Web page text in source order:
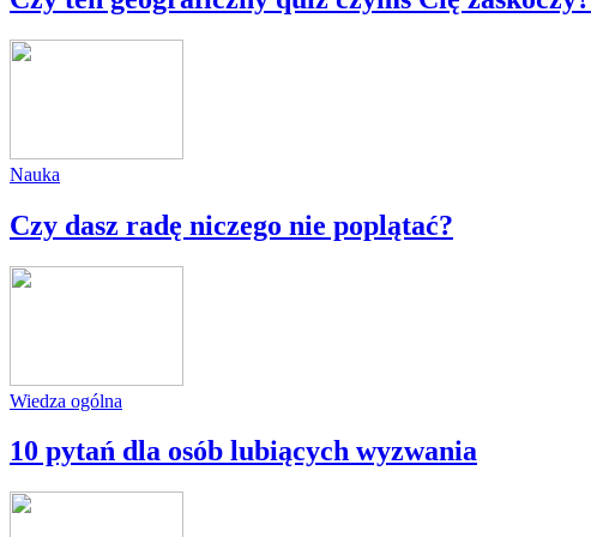
Nauka
Czy dasz radę niczego nie poplątać?
Wiedza ogólna
10 pytań dla osób lubiących wyzwania